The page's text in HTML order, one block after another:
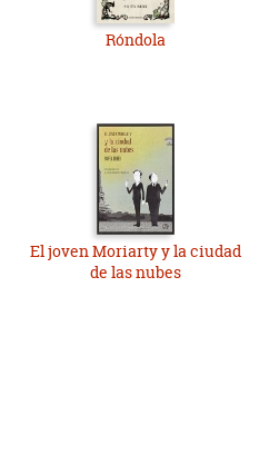
Róndola
El joven Moriarty y la ciudad
de las nubes